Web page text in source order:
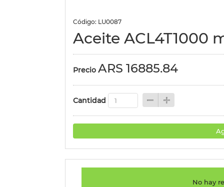
Código: LU0087
Aceite ACL4T1000
Precio ARS 16885.84
Cantidad
No hay